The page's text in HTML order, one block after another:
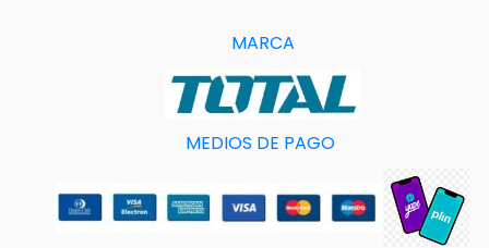
MARCA
MEDIOS DE PAGO